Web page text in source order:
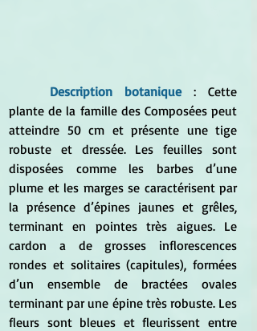
Description botanique : Cette
plante de la famille des Composées peut
atteindre 50 cm et présente une tige
robuste et dressée. Les feuilles sont
disposées comme les barbes d’une
plume et les marges se caractérisent par
la présence d’épines jaunes et grêles,
terminant en pointes très aigues. Le
cardon a de grosses inflorescences
rondes et solitaires (capitules), formées
d’un ensemble de bractées ovales
terminant par une épine très robuste. Les
fleurs sont bleues et fleurissent entre